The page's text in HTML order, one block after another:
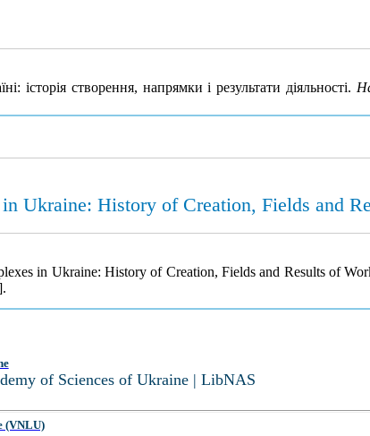
історія створення, напрямки і результати діяльності.
Ukraine: History of Creation, Fields and
in Ukraine: History of Creation, Fields and Results of
of Sciences of Ukraine | LibNAS
(VNLU)